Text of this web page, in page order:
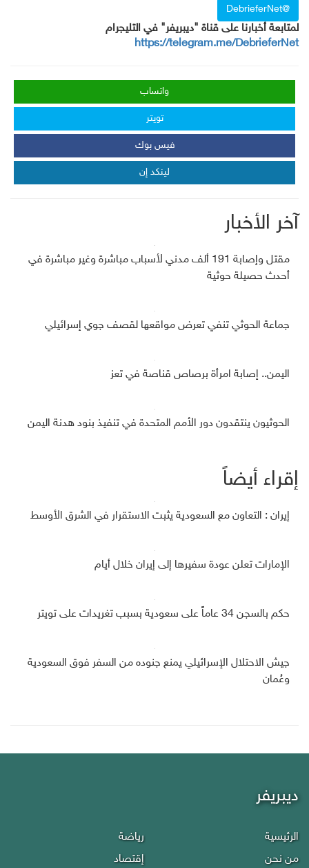
@DebrieferNet
لمتابعة أخبارنا على قناة "ديبريفر" في التليجرام
https://telegram.me/DebrieferNet
واتساب
تويتر
فيس بوك
لينكد إن
آخر الأخبار
مقتل وإصابة 191 ألف مدني لأسباب مباشرة وغير مباشرة في
أحدث حصيلة حوثية
جماعة الحوثي تنفي تعرض مواقعها لقصف جوي إسرائيلي
اليمن.. إصابة امرأة برصاص قناصة في تعز
الحوثيون ينتقدون دور الأمم المتحدة في تنفيذ بنود هدنة اليمن
إقراء أيضاً
إيران : التعاون مع السعودية يثبت الاستقرار في الشرق الأوسط
الإمارات تعلن عودة سفيرها إلى إيران خلال أيام
حكم بالسجن 34 عاماً على سعودية بسبب تغريدات على تويتر
جيش الاحتلال الإسرائيلي يمنع جنوده من السفر فوق السعودية
وعُمان
ديبريفر
الرئيسية
من نحن
رياضة
إقتصاد